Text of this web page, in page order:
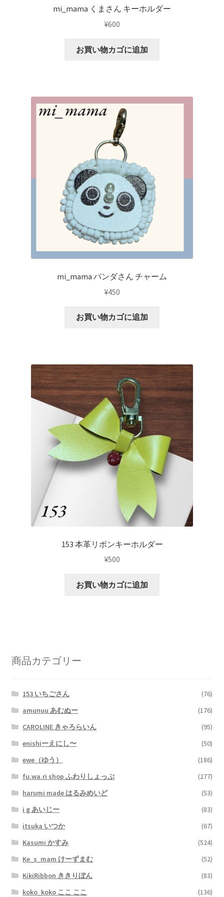
mi_mama くまさん キーホルダー
¥600
お買い物カゴに追加
mi_mama パンダさん チャーム
¥450
お買い物カゴに追加
153 本革リボンキーホルダー
¥500
お買い物カゴに追加
商品カテゴリー
153 いちごさん
(76)
amunuu あむぬー
(176)
CAROLINE きゃろらいん
(95)
enishiーえにし〜
(50)
ewe（ゆう）
(186)
fu.wa.ri shop ふわりしょっぷ
(277)
harumi made はるみめいど
(53)
i g あいじー
(83)
itsuka いつか
(67)
Kasumi かすみ
(524)
Ke_s_mam けーずまむ
(52)
KikiRibbon ききりぼん
(83)
koko_koko ここ ここ
(136)